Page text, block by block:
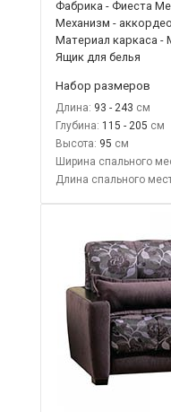
Фабрика - Фиеста
Механизм -
Материал каркаса -
Ящик для белья
Набор размеров
Длина: 93 - 243
Глубина: 115 - 205
Высота: 95
Ширина спального
Длина спального